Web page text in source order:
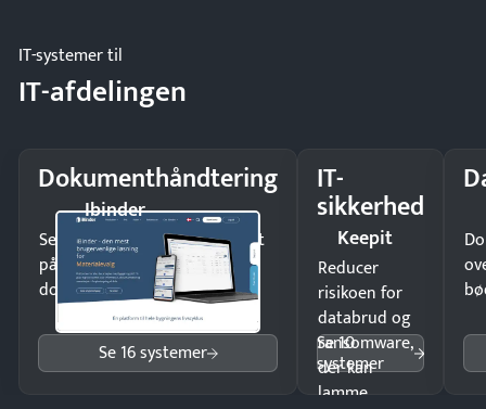
IT-systemer til
IT-afdelingen
Dokumenthåndtering
Ibinder
Send kontrakter til underskrift
på minutter og mist ingen
dokumenter.
Se 16 systemer
IT-
sikkerhed
Keepit
Reducer
risikoen for
databrud og
ransomware,
der kan
lamme
Se 10
systemer